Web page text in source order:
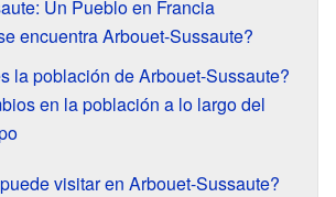
Un Pueblo en Francia
encuentra Arbouet-Sussaute?
la población de Arbouet-Sussaute?
en la población a lo largo del
visitar en Arbouet-Sussaute?